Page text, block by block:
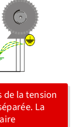
la tension
La